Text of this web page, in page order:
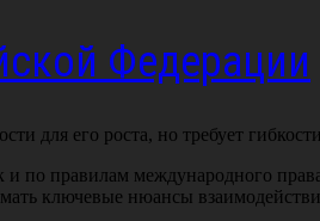
Федерации
для его роста, но требует
по правилам международного
ключевые нюансы